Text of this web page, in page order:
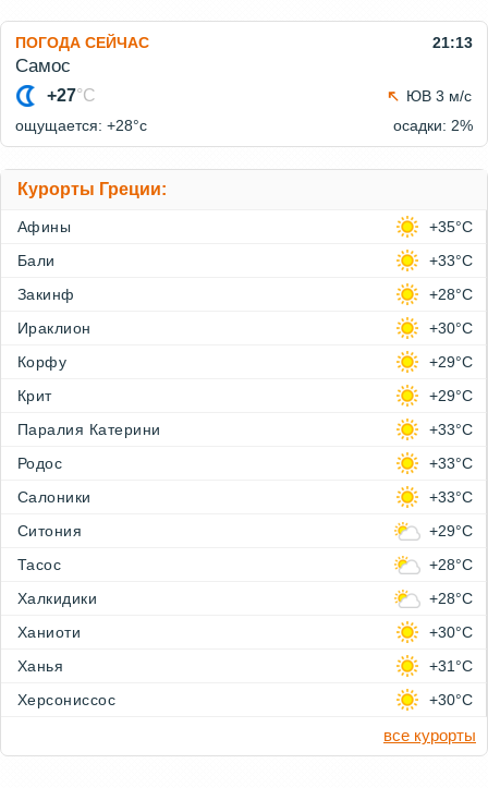
ПОГОДА СЕЙЧАС 21:13
Самос
+27°C
ЮВ 3 м/с
ощущается: +28°c
осадки: 2%
Курорты Греции:
Афины
+35°C
Бали
+33°C
Закинф
+28°C
Ираклион
+30°C
Корфу
+29°C
Крит
+29°C
Паралия Катерини
+33°C
Родос
+33°C
Салоники
+33°C
Ситония
+29°C
Тасос
+28°C
Халкидики
+28°C
Ханиоти
+30°C
Ханья
+31°C
Херсониссос
+30°C
все курорты